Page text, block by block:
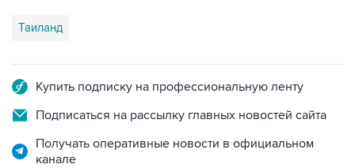
Таиланд
Купить подписку на профессиональную ленту
Подписаться на рассылку главных новостей сайта
Получать оперативные новости в официальном
канале